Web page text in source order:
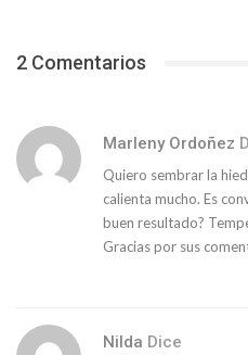
2 Comentarios
Marleny Ordoñez
Quiero sembrar la
calienta mucho. Es
buen resultado?
Gracias por sus
Nilda Dice